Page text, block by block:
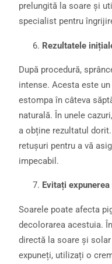
prelungită la soare și
specialist pentru
Rezultatele
După procedură,
intense. Acesta este
estompa în câteva
naturală. În unele
a obține rezultatul
retușuri pentru a vă
impecabil.
Evitați
Soarele poate afecta
decolorarea acestuia.
directă la soare și
expuneți, utilizați o